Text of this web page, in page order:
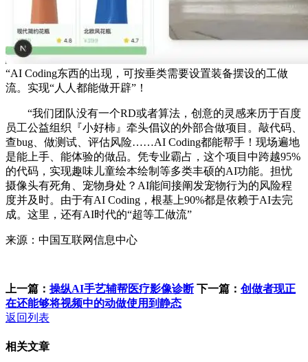
“AI Coding东西的出现，可按垂类需要设置装备摆设的工做
流。实现“人人都能做开辟”！
“我们团队没有一个RD或者算法，创意的灵感来历于百度
员工公益组织『小好柿』牵头倡议的外部合做项目。敲代码、
查bug、做测试、评估风险……AI Coding都能帮手！现场遍地
是能上手、能体验的做品。凭专业霸占，这个项目中跨越95%
的代码，实现趣味儿童绘本绘制等多类丰硕的AI功能。担忧
摄像头有死角、宠物身处？AI能间接阐发宠物行为的风险程
度并及时。由于有AI Coding，根基上90%都是依赖于AI去完
成。这里，还有AI时代的“超等工做流”
来源：中国互联网信息中心
上一篇： 操纵AI手艺辅帮医疗影像诊断 下一篇： 创做者现正
在还能够将视频中的动做使用到静态
返回列表
相关文章